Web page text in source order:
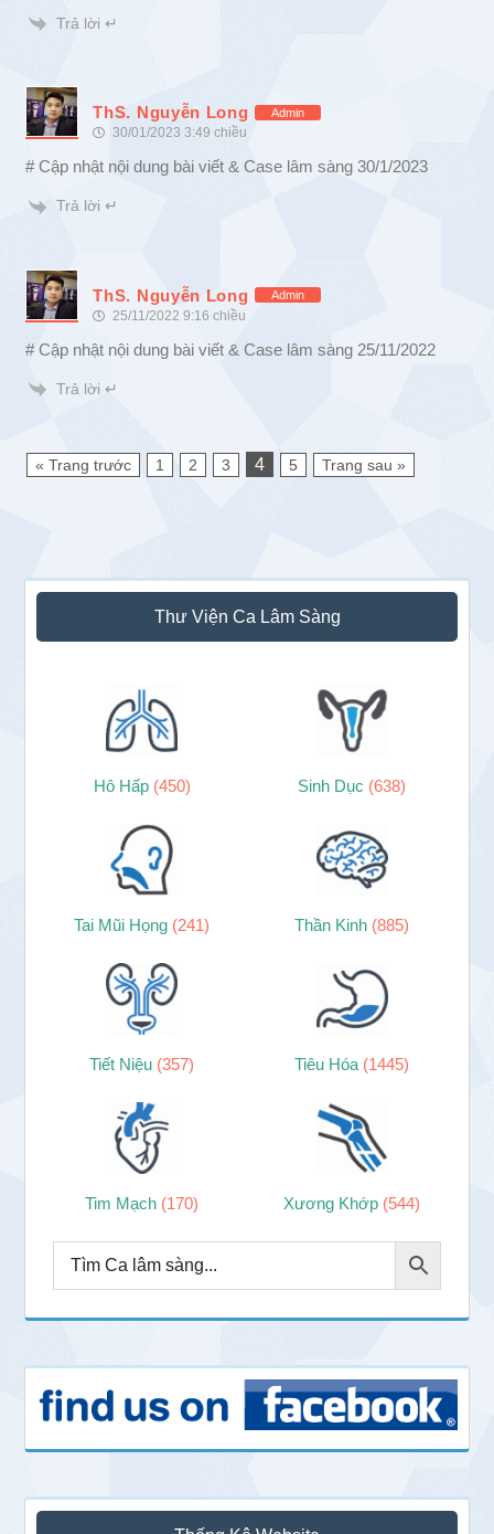
Trả lời ↵
ThS. Nguyễn Long Admin
30/01/2023 3:49 chiều
# Cập nhật nội dung bài viết & Case lâm sàng 30/1/2023
Trả lời ↵
ThS. Nguyễn Long Admin
25/11/2022 9:16 chiều
# Cập nhật nội dung bài viết & Case lâm sàng 25/11/2022
Trả lời ↵
« Trang trước 1 2 3 4 5 Trang sau »
Sidebar
chính
Thư Viện Ca Lâm Sàng
Hô Hấp (450) Sinh Dục (638)
Tai Mũi Họng (241) Thần Kinh (885)
Tiết Niệu (357) Tiêu Hóa (1445)
Tim Mạch (170) Xương Khớp (544)